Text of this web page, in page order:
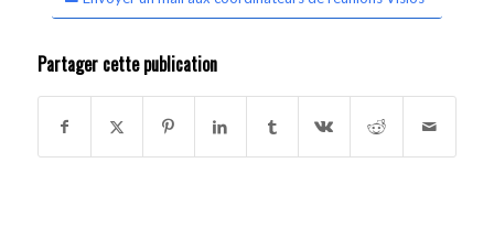
Partager cette publication